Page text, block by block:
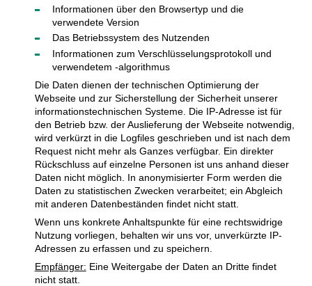
Informationen über den Browsertyp und die
verwendete Version
Das Betriebssystem des Nutzenden
Informationen zum Verschlüsselungsprotokoll und
verwendetem -algorithmus
Die Daten dienen der technischen Optimierung der
Webseite und zur Sicherstellung der Sicherheit unserer
informationstechnischen Systeme. Die IP-Adresse ist für
den Betrieb bzw. der Auslieferung der Webseite notwendig,
wird verkürzt in die Logfiles geschrieben und ist nach dem
Request nicht mehr als Ganzes verfügbar. Ein direkter
Rückschluss auf einzelne Personen ist uns anhand dieser
Daten nicht möglich. In anonymisierter Form werden die
Daten zu statistischen Zwecken verarbeitet; ein Abgleich
mit anderen Datenbeständen findet nicht statt.
Wenn uns konkrete Anhaltspunkte für eine rechtswidrige
Nutzung vorliegen, behalten wir uns vor, unverkürzte IP-
Adressen zu erfassen und zu speichern.
Empfänger: Eine Weitergabe der Daten an Dritte findet
nicht statt.